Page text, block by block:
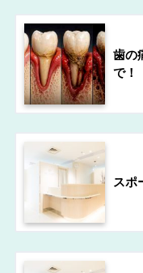
歯の
で！
スポ